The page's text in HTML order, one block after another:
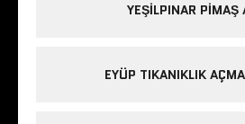
YEŞILPINAR PIMAŞ
EYÜP TIKANIKLIK